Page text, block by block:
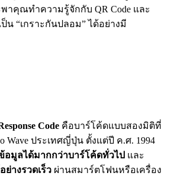
าคุณทำความรู้จักกับ QR Code และ
น “เกราะกันปลอม” ได้อย่างมี
Code คือบาร์โค้ดแบบสองมิติที่
Wave ประเทศญี่ปุ่น ตั้งแต่ปี ค.ศ. 1994
อมูลได้มากกว่าบาร์โค้ดทั่วไป และ
างรวดเร็ว ผ่านสมาร์ตโฟนหรือเครื่อง